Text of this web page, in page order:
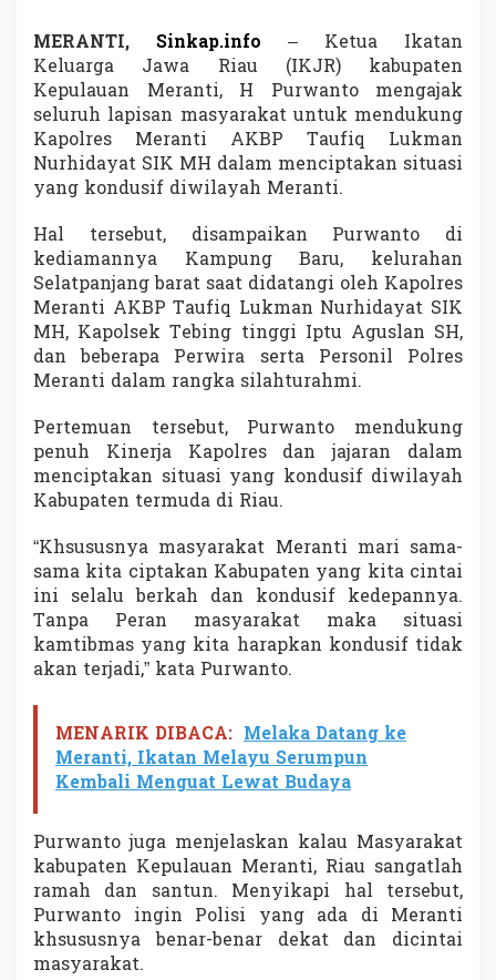
a
p
o
l
r
e
s
C
t
a
k
a
n
K
a
m
b
m
a
s
n
g
K
o
n
d
MERANTI, Sinkap.info – Ketua Ikatan
Keluarga Jawa Riau (IKJR) kabupaten
Kepulauan Meranti, H Purwanto mengajak
seluruh lapisan masyarakat untuk mendukung
Kapolres Meranti AKBP Taufiq Lukman
Nurhidayat SIK MH dalam menciptakan situasi
yang kondusif diwilayah Meranti.
Hal tersebut, disampaikan Purwanto di
kediamannya Kampung Baru, kelurahan
Selatpanjang barat saat didatangi oleh Kapolres
Meranti AKBP Taufiq Lukman Nurhidayat SIK
MH, Kapolsek Tebing tinggi Iptu Aguslan SH,
dan beberapa Perwira serta Personil Polres
Meranti dalam rangka silahturahmi.
Pertemuan tersebut, Purwanto mendukung
penuh Kinerja Kapolres dan jajaran dalam
menciptakan situasi yang kondusif diwilayah
Kabupaten termuda di Riau.
“Khsususnya masyarakat Meranti mari sama-
sama kita ciptakan Kabupaten yang kita cintai
ini selalu berkah dan kondusif kedepannya.
Tanpa Peran masyarakat maka situasi
kamtibmas yang kita harapkan kondusif tidak
akan terjadi,” kata Purwanto.
MENARIK DIBACA: Melaka Datang ke
Meranti, Ikatan Melayu Serumpun
Kembali Menguat Lewat Budaya
Purwanto juga menjelaskan kalau Masyarakat
kabupaten Kepulauan Meranti, Riau sangatlah
ramah dan santun. Menyikapi hal tersebut,
Purwanto ingin Polisi yang ada di Meranti
khsususnya benar-benar dekat dan dicintai
masyarakat.